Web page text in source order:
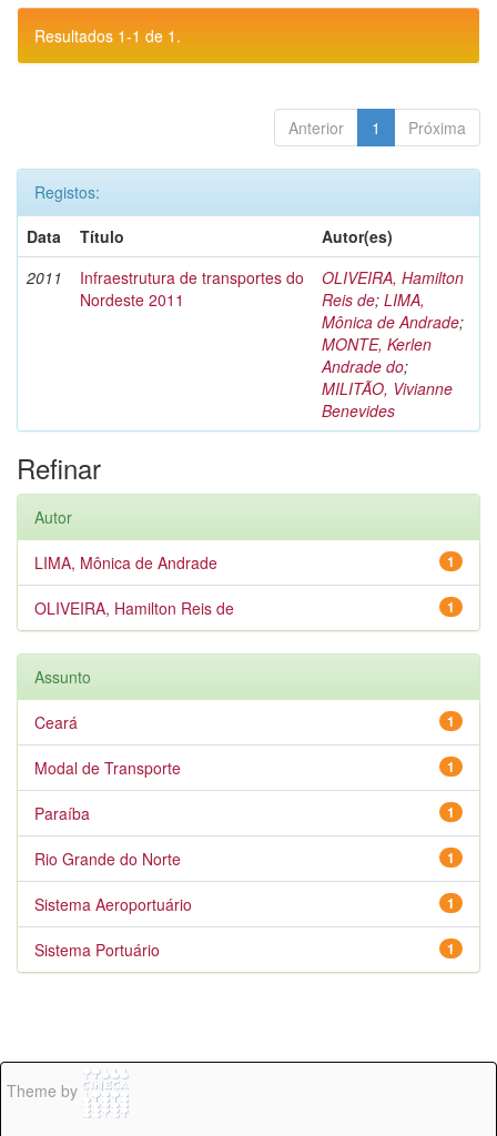
Resultados 1-1 de 1.
Anterior 1 Próxima
Registos:
Data
Título
Autor(es)
2011
Infraestrutura de transportes do
Nordeste 2011
OLIVEIRA, Hamilton
Reis de; LIMA,
Mônica de Andrade;
MONTE, Kerlen
Andrade do;
MILITÃO, Vivianne
Benevides
Refinar
Autor
1
LIMA, Mônica de Andrade
1
OLIVEIRA, Hamilton Reis de
Assunto
1
Ceará
1
Modal de Transporte
1
Paraíba
1
Rio Grande do Norte
1
Sistema Aeroportuário
1
Sistema Portuário
Theme by